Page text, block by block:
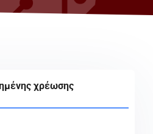
χρέωσης